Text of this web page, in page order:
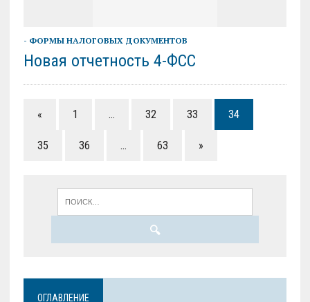
- ФОРМЫ НАЛОГОВЫХ ДОКУМЕНТОВ
Новая отчетность 4-ФСС
« 1 … 32 33 34
35 36 … 63 »
ОГЛАВЛЕНИЕ